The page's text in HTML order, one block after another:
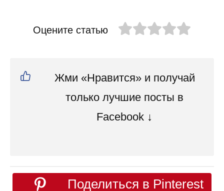
Оцените статью
Жми «Нравится» и получай
только лучшие посты в
Facebook ↓
Поделиться в Pinterest